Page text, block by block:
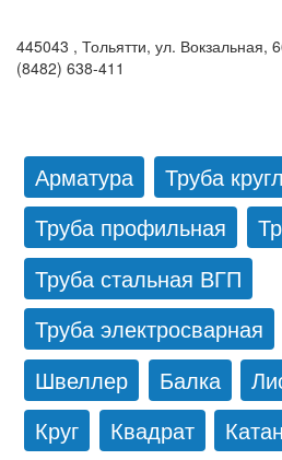
445043 , Тольятти, ул. Вокзальная,
(8482) 638-411
Арматура
Труба
Труба профильная
Труба стальная ВГП
Труба электросварная
Швеллер
Балка
Круг
Квадрат